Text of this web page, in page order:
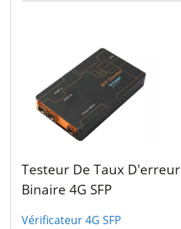
Testeur De Taux D'erreur
Binaire 4G SFP
Vérificateur 4G SFP